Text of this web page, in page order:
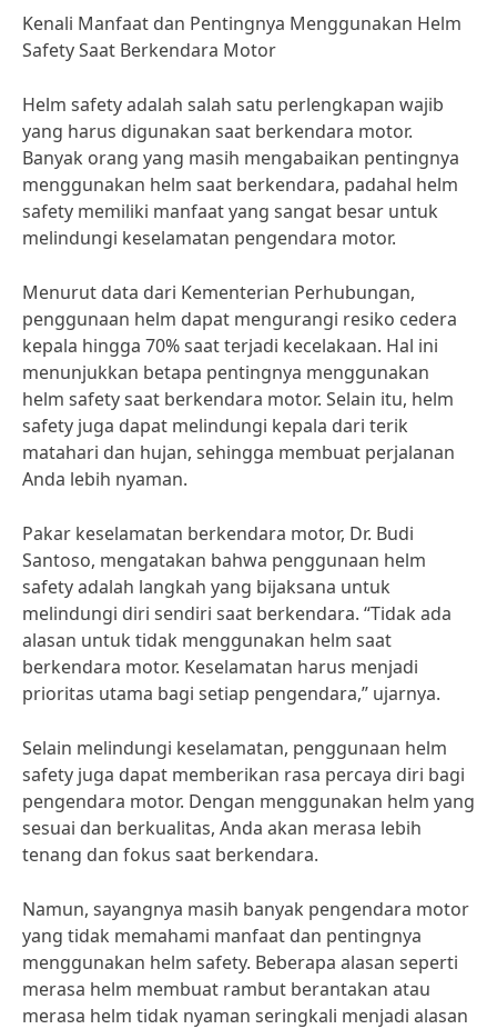
Kenali Manfaat dan Pentingnya Menggunakan Helm
Safety Saat Berkendara Motor
Helm safety adalah salah satu perlengkapan wajib
yang harus digunakan saat berkendara motor.
Banyak orang yang masih mengabaikan pentingnya
menggunakan helm saat berkendara, padahal helm
safety memiliki manfaat yang sangat besar untuk
melindungi keselamatan pengendara motor.
Menurut data dari Kementerian Perhubungan,
penggunaan helm dapat mengurangi resiko cedera
kepala hingga 70% saat terjadi kecelakaan. Hal ini
menunjukkan betapa pentingnya menggunakan
helm safety saat berkendara motor. Selain itu, helm
safety juga dapat melindungi kepala dari terik
matahari dan hujan, sehingga membuat perjalanan
Anda lebih nyaman.
Pakar keselamatan berkendara motor, Dr. Budi
Santoso, mengatakan bahwa penggunaan helm
safety adalah langkah yang bijaksana untuk
melindungi diri sendiri saat berkendara. “Tidak ada
alasan untuk tidak menggunakan helm saat
berkendara motor. Keselamatan harus menjadi
prioritas utama bagi setiap pengendara,” ujarnya.
Selain melindungi keselamatan, penggunaan helm
safety juga dapat memberikan rasa percaya diri bagi
pengendara motor. Dengan menggunakan helm yang
sesuai dan berkualitas, Anda akan merasa lebih
tenang dan fokus saat berkendara.
Namun, sayangnya masih banyak pengendara motor
yang tidak memahami manfaat dan pentingnya
menggunakan helm safety. Beberapa alasan seperti
merasa helm membuat rambut berantakan atau
merasa helm tidak nyaman seringkali menjadi alasan